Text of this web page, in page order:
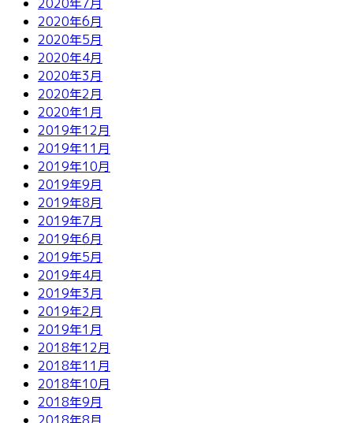
2020年6月
2020年5月
2020年4月
2020年3月
2020年2月
2020年1月
2019年12月
2019年11月
2019年10月
2019年9月
2019年8月
2019年7月
2019年6月
2019年5月
2019年4月
2019年3月
2019年2月
2019年1月
2018年12月
2018年11月
2018年10月
2018年9月